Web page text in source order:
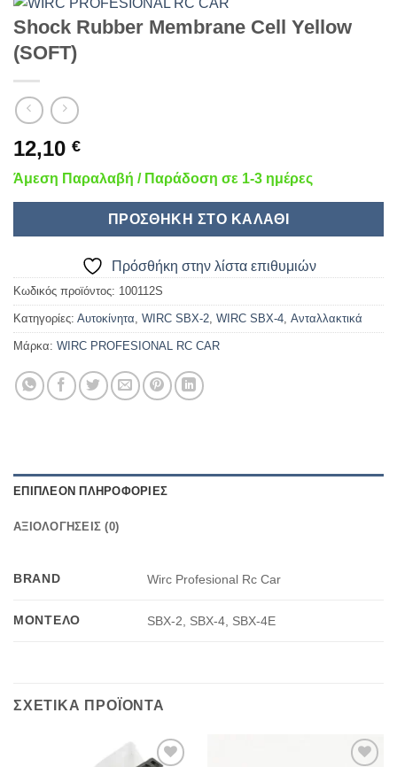
Shock Rubber Membrane Cell Yellow
(SOFT)
12,10 €
Άμεση Παραλαβή / Παράδοση σε 1-3 ημέρες
ΠΡΟΣΘΉΚΗ ΣΤΟ ΚΑΛΆΘΙ
Πρόσθήκη στην λίστα επιθυμιών
Κωδικός προϊόντος: 100112S
Κατηγορίες: Αυτοκίνητα, WIRC SBX-2, WIRC SBX-4, Ανταλλακτικά
Μάρκα: WIRC PROFESIONAL RC CAR
ΕΠΙΠΛΈΟΝ ΠΛΗΡΟΦΟΡΊΕΣ
ΑΞΙΟΛΟΓΉΣΕΙΣ (0)
BRAND Wirc Profesional Rc Car
ΜΟΝΤΈΛΟ SBX-2, SBX-4, SBX-4E
ΣΧΕΤΙΚΆ ΠΡΟΪΌΝΤΑ